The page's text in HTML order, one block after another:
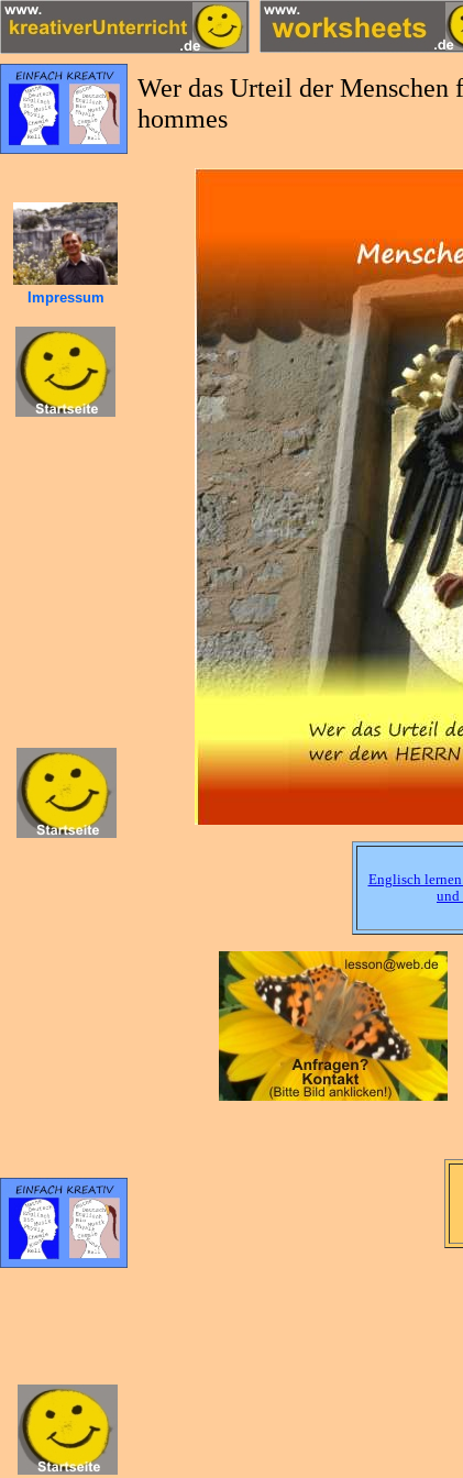
Wer das Urteil der
hommes
Impressum
Englisch
und